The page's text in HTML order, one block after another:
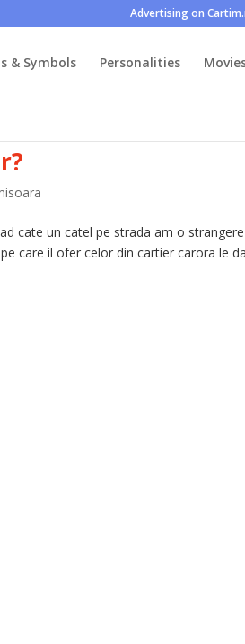
Advertising on
& Symbols Personalities
cate un catel pe strada am o
care il ofer celor din cartier carora le